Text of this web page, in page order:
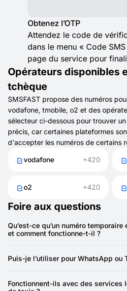
Obtenez l’OTP
Attendez le code de
dans le menu « Code
page du service pour
Opérateurs disponibles
tchèque
SMSFAST propose des numéros
vodafone, tmobile, o2 et des
sélecteur ci-dessous pour trouver
précis, car certaines plateformes
d'accepter les numéros de certains
vodafone +420
o2 +420
Foire aux questions
Qu’est-ce qu’un numéro
et comment fonctionne-t-il ?
SMSFAST. Au lieu d’exposer votre
Mobile CZ, vous recevez vos codes
privée lors d’inscriptions.
Puis-je l’utiliser pour WhatsApp ou
tchèques. Beaucoup d’utilisateurs
Fonctionnent-ils avec des services